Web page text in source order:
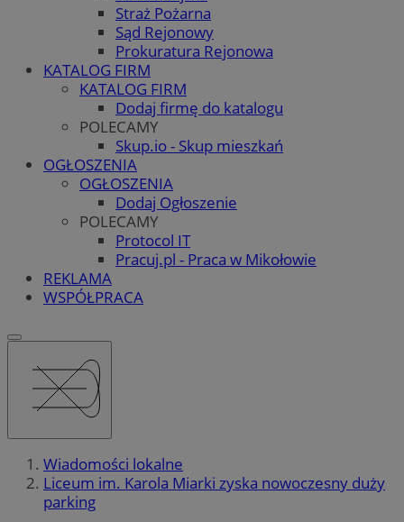
Straż Pożarna
Sąd Rejonowy
Prokuratura Rejonowa
KATALOG FIRM
KATALOG FIRM
Dodaj firmę do katalogu
POLECAMY
Skup.io - Skup mieszkań
OGŁOSZENIA
OGŁOSZENIA
Dodaj Ogłoszenie
POLECAMY
Protocol IT
Pracuj.pl - Praca w Mikołowie
REKLAMA
WSPÓŁPRACA
Wiadomości lokalne
Liceum im. Karola Miarki zyska nowoczesny duży
parking